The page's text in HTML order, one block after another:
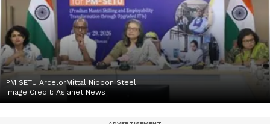
PM SETU ArcelorMittal Nippon Steel
Image Credit: Asianet News